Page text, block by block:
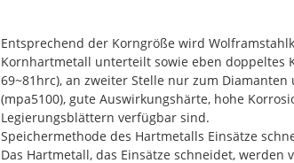
Entsprechend der Korngröße wird
Kornhartmetall unterteilt sowie eben doppeltes
69~81hrc), an zweiter Stelle nur zum
(mpa5100), gute Auswirkungshärte, hohe
Legierungsblättern verfügbar sind.
Speichermethode des Hartmetalls Einsätze
Das Hartmetall, das Einsätze schneidet,